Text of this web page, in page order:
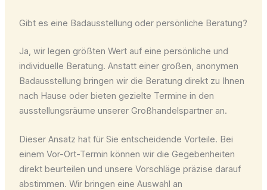
Gibt es eine Badausstellung oder persönliche Beratung?
Ja, wir legen größten Wert auf eine persönliche und
individuelle Beratung. Anstatt einer großen, anonymen
Badausstellung bringen wir die Beratung direkt zu Ihnen
nach Hause oder bieten gezielte Termine in den
ausstellungsräume unserer Großhandelspartner an.
Dieser Ansatz hat für Sie entscheidende Vorteile. Bei
einem Vor-Ort-Termin können wir die Gegebenheiten
direkt beurteilen und unsere Vorschläge präzise darauf
abstimmen. Wir bringen eine Auswahl an